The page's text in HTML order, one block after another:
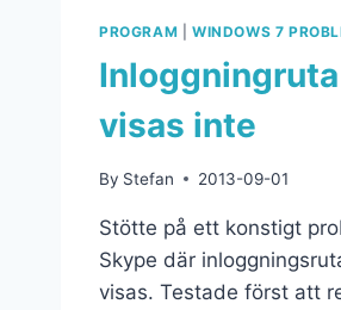
PROGRAM WINDOWS 7
visas inte
By Stefan 2013-09-01
Stötte på ett konstigt
Skype där
visas. Testade först att